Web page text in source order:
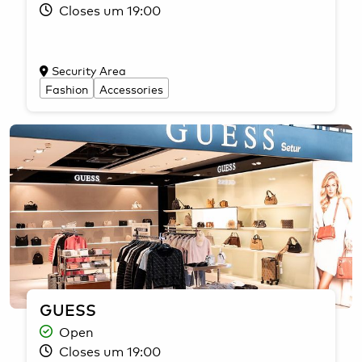
Closes um 19:00
Security Area
Fashion
Accessories
GUESS
Open
Closes um 19:00